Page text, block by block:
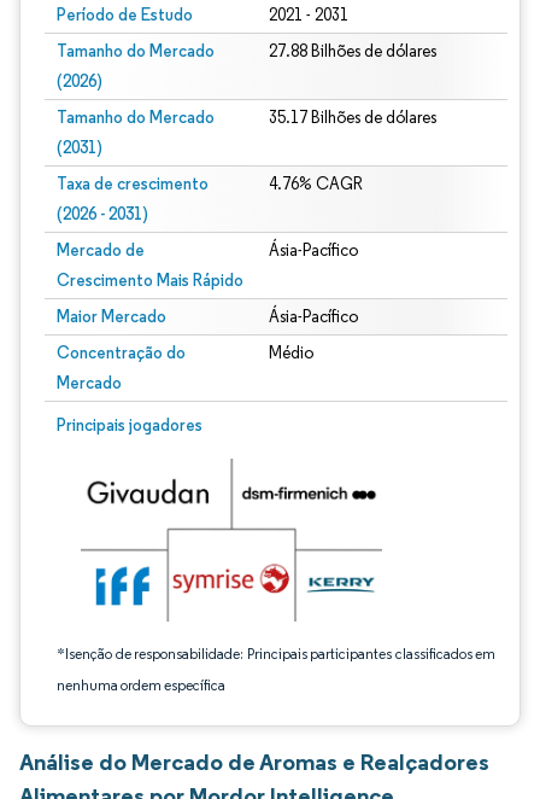
Período de Estudo 2021 - 2031
Tamanho do Mercado
(2026)
27.88 Bilhões de dólares
Tamanho do Mercado
(2031)
35.17 Bilhões de dólares
Taxa de crescimento
(2026 - 2031)
4.76% CAGR
Mercado de
Crescimento Mais Rápido
Ásia-Pacífico
Maior Mercado Ásia-Pacífico
Concentração do
Mercado
Médio
Principais jogadores
*Isenção de responsabilidade: Principais participantes classificados em
nenhuma ordem específica
Imagem © Mordor Intelligence. O reuso requer atribuição conforme CC BY 4.0.
Análise do Mercado de Aromas e Realçadores